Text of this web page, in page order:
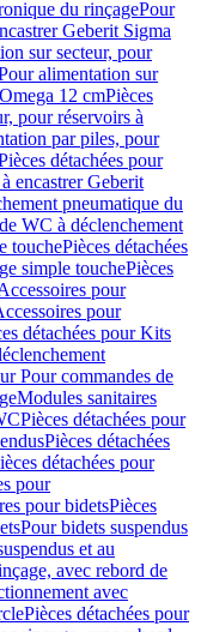
du rinçagePour
Geberit Sigma
sur secteur, pour
alimentation sur
12 cmPièces
pour réservoirs à
par piles, pour
détachées pour
encastrer Geberit
pneumatique du
WC à déclenchement
touchePièces détachées
simple touchePièces
pour
pour
détachées pour Kits
Pour commandes de
Modules sanitaires
Pièces détachées pour
Pièces détachées
détachées pour
pour
pour bidetsPièces
Pour bidets suspendus
et au
avec rebord de
avec
Pièces détachées pour